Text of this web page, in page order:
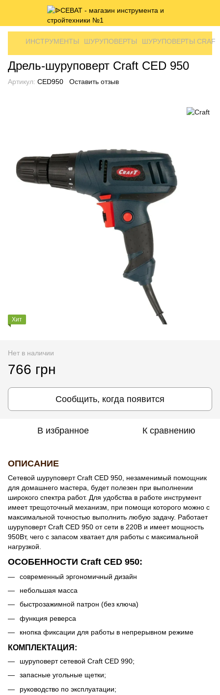
ИНСТРУМЕНТЫ ШУРУПОВЕРТЫ ШУРУПОВЕРТЫ CRAFT
Дрель-шуруповерт Craft CED 950
Артикул: CED950 Оставить отзыв
Хит
Нет в наличии
766 грн
Сообщить, когда появится
В избранное К сравнению
ОПИСАНИЕ
Сетевой шуруповерт Craft СED 950, незаменимый помощник
для домашнего мастера, будет полезен при выполнении
широкого спектра работ. Для удобства в работе инструмент
имеет трещоточный механизм, при помощи которого можно с
максимальной точностью выполнить любую задачу. Работает
шуруповерт Craft СED 950 от сети в 220В и имеет мощность
950Вт, чего с запасом хватает для работы с максимальной
нагрузкой.
ОСОБЕННОСТИ Craft СED 950:
современный эргономичный дизайн
небольшая масса
быстрозажимной патрон (без ключа)
функция реверса
кнопка фиксации для работы в непрерывном режиме
КОМПЛЕКТАЦИЯ:
шуруповерт сетевой Craft СED 990;
запасные угольные щетки;
руководство по эксплуатации;